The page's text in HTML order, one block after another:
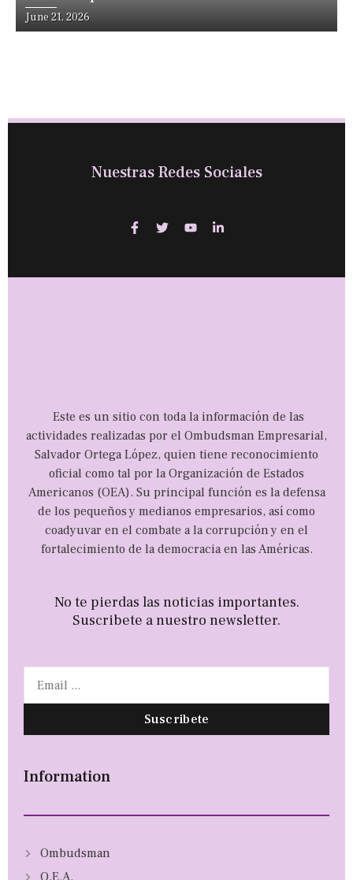
June 21, 2026
Nuestras Redes Sociales
Este es un sitio con toda la información de las
actividades realizadas por el Ombudsman Empresarial,
Salvador Ortega López, quien tiene reconocimiento
oficial como tal por la Organización de Estados
Americanos (OEA). Su principal función es la defensa
de los pequeños y medianos empresarios, así como
coadyuvar en el combate a la corrupción y en el
fortalecimiento de la democracia en las Américas.
No te pierdas las noticias importantes.
Suscribete a nuestro newsletter.
Suscribete
Information
Ombudsman